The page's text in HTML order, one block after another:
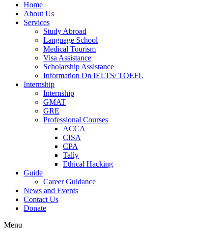
Home
About Us
Services
Study Abroad
Language School
Medical Tourism
Visa Assistance
Scholarship Assistance
Information On IELTS/ TOEFL
Internship
Internship
GMAT
GRE
Professional Courses
ACCA
CISA
CPA
Tally
Ethical Hacking
Guide
Career Guidance
News and Events
Contact Us
Donate
Menu